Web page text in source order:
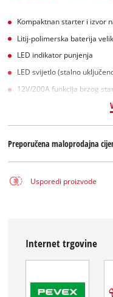
Kompaktnan starter i izvor
Litij-polimerska baterija
LED indikator punjenja
LED svijetlo (stalno
12V/200A funkcija brzog
Preporučena maloprodajna
Usporedi proizvode
Internet trgovine